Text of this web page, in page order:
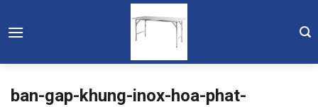
to
ban-gap-khung-inox-hoa-phat-